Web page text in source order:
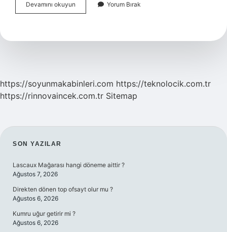
Devamını okuyun
Ne
Yorum Bırak
https://soyunmakabinleri.com https://teknolocik.com.tr
https://rinnovaincek.com.tr Sitemap
SIDEBAR
SON YAZILAR
Lascaux Mağarası hangi döneme aittir ?
Ağustos 7, 2026
Direkten dönen top ofsayt olur mu ?
Ağustos 6, 2026
Kumru uğur getirir mi ?
Ağustos 6, 2026